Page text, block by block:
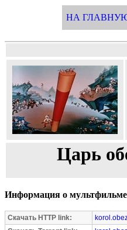
НА
Царь
Информация о
Скачать HTTP link: